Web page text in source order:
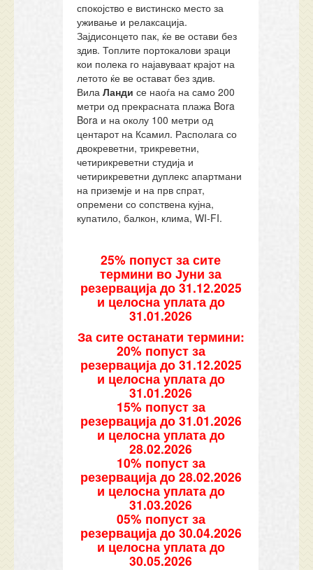
спокојство е вистинско место за
уживање и релаксација.
Зајдисонцето пак, ќе ве остави без
здив. Топлите портокалови зраци
кои полека го најавуваат крајот на
летото ќе ве остават без здив.
ВилаЛандисе наоѓа на само 200
метри од прекрасната плажа Bora
Bora и на околу 100 метри од
центарот на Ксамил. Располага со
двокреветни, трикреветни,
четирикреветни студија и
четирикреветни дуплекс апартмани
на приземје и на прв спрат,
опремени со сопствена кујна,
купатило, балкон, клима, WI-FI.
25% попуст за сите
термини во Јуни за
резервација до 31.12.2025
и целосна уплата до
31.01.2026
За сите останати термини:
20% попуст за
резервација до 31.12.2025
и целосна уплата до
31.01.2026
15% попуст за
резервација до 31.01.2026
и целосна уплата до
28.02.2026
10% попуст за
резервација до 28.02.2026
и целосна уплата до
31.03.2026
05% попуст за
резервација до 30.04.2026
и целосна уплата до
30.05.2026